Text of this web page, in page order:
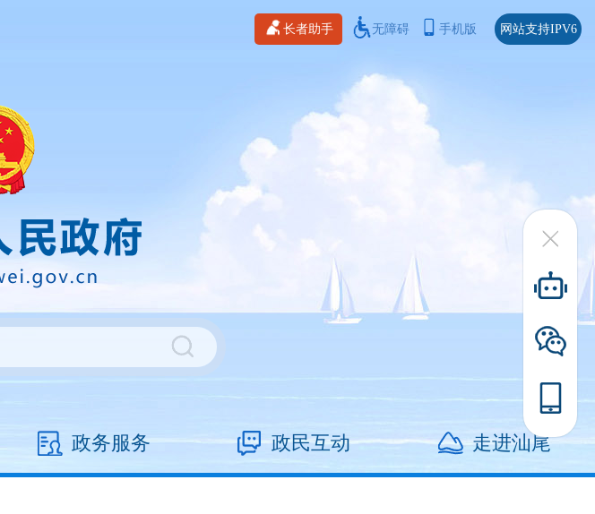
长者助手 无障碍 手机版 网站支持IPV6
政务服务 政民互动 走进汕尾